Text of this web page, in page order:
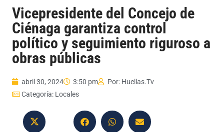
Vicepresidente del Concejo de
Ciénaga garantiza control
político y seguimiento riguroso a
obras públicas
abril 30, 2024 3:50 pm Por: Huellas.Tv
Categoría: Locales